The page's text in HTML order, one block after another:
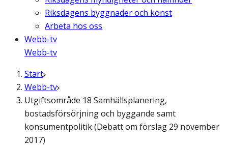
Riksdagens byggnader och konst
Arbeta hos oss
Webb-tv
Webb-tv
Start
Webb-tv
Utgiftsområde 18 Samhällsplanering,
bostadsförsörjning och byggande samt
konsumentpolitik (Debatt om förslag 29 november
2017)